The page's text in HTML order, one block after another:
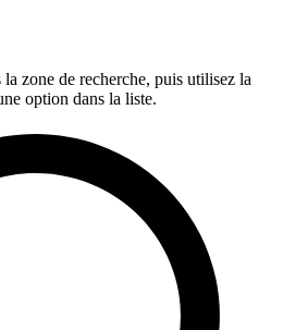
zone de recherche, puis utilisez la
option dans la liste.